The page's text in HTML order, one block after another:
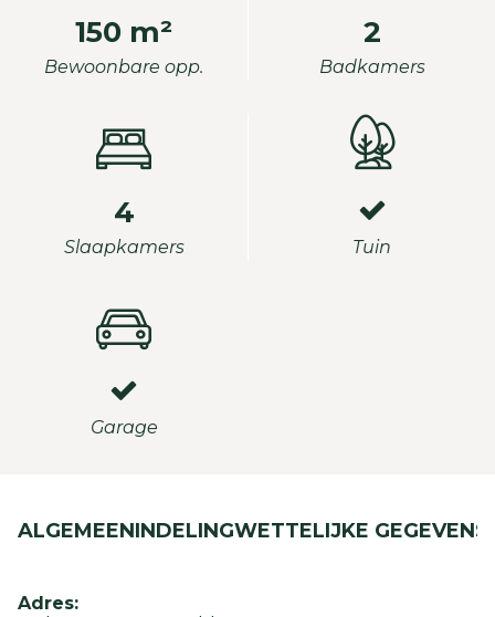
150 m²
Bewoonbare opp.
2
Badkamers
4
Slaapkamers Tuin
Garage
ALGEMEENINDELINGWETTELIJKE GEGEVENS
Adres: